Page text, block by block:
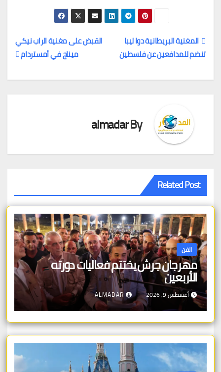
تصفّح
المقالات
القبض على مغنية الراب نيكي
ميناج في أمستردام
المغنية البريطانية دوا ليبا
تنضم للمدافعين عن فلسطين
By
almadar
Related Post
الفن
مهرجان جرش يختتم فعاليات دورته
الأربعين
أغسطس 9, 2026 ALMADAR